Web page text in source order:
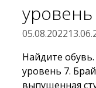
уровень
05.08.2022
Найдите
уровень 7.
выпущенная